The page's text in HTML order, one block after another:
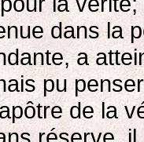
dans la
a
pu
de la